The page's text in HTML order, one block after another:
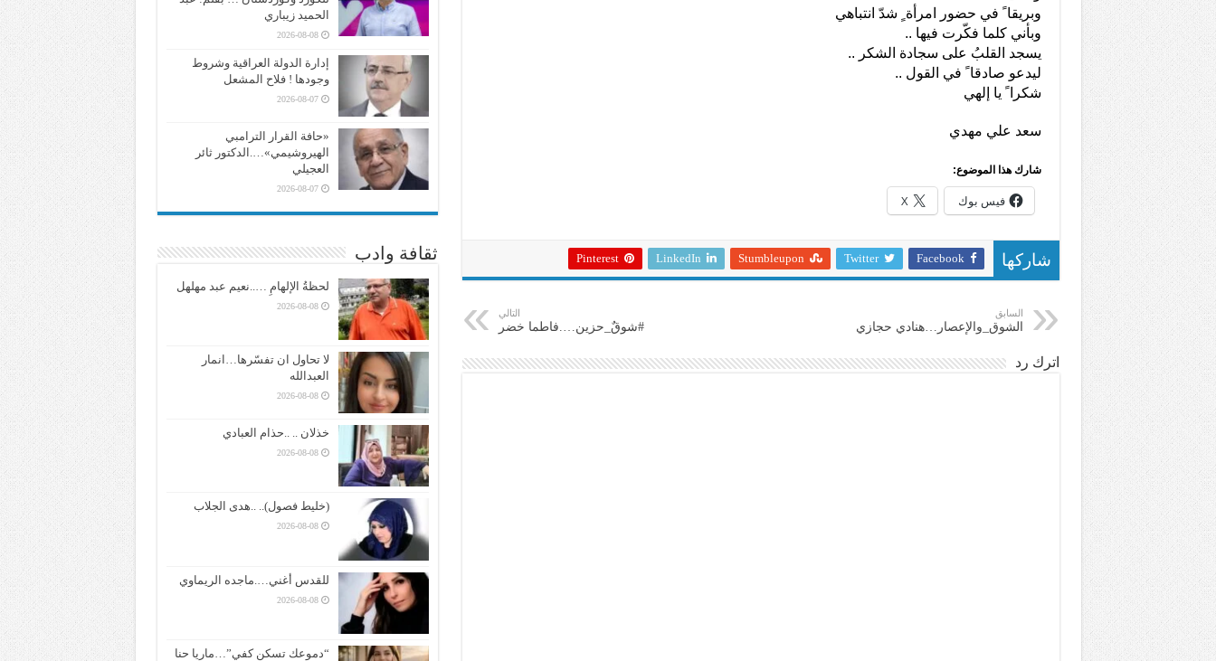
وبريقا ً في حضور امرأة ٍ شدّ انتباهي
وبأني كلما فكّرت فيها ..
يسجد القلبُ على سجادة الشكر ..
ليدعو صادقا ً في القول ..
شكرا ً يا إلهي
سعد علي مهدي
شارك هذا الموضوع:
فيس بوك X
شاركها Facebook
Twitter
Stumbleupon
LinkedIn
Pinterest
السابق
الشوق_والإعصار…هنادي حجازي
التالي
#شوقٌ_حزين….فاطما خضر
اترك رد
الحميد زيباري
2026-08-08
إدارة الدولة العراقية وشروط
وجودها ! فلاح المشعل
2026-08-07
«حافة القرار الترامبي
الهيروشيمي»….الدكتور ثائر
العجيلي
2026-08-07
ثقافة وادب
لحظةُ الإلهامِ …..نعيم عبد مهلهل
2026-08-08
لا تحاول ان تفسّرها…انمار
العبدالله
2026-08-08
خذلان .. ..حذام العبادي
2026-08-08
(خليط فصول).. ..هدى الجلاب
2026-08-08
للقدس أغني….ماجده الريماوي
2026-08-08
“دموعك تسكن كفي”…ماريا حنا